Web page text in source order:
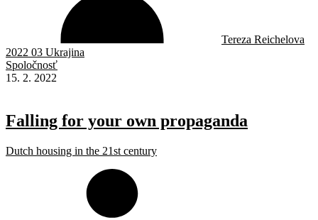
Tereza Reichelova
2022 03 Ukrajina
Spoločnosť
15. 2. 2022
Falling for your own propaganda
Dutch housing in the 21st century